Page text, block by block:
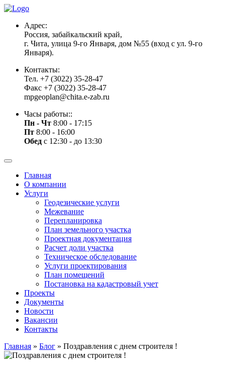
Адрес:
Россия, забайкальский край,
г. Чита, улица 9-го Января, дом №55 (вход с ул. 9-го
Января).
Контакты:
Тел. +7 (3022) 35-28-47
Факс +7 (3022) 35-28-47
mpgeoplan@chita.e-zab.ru
Часы работы::
Пн - Чт 8:00 - 17:15
Пт 8:00 - 16:00
Обед с 12:30 - до 13:30
Главная
О компании
Услуги
Геодезические услуги
Межевание
Перепланировка
План земельного участка
Проектная документация
Расчет доли участка
Техническое обследование
Услуги проектирования
План помещений
Постановка на кадастровый учет
Проекты
Документы
Новости
Вакансии
Контакты
Главная » Блог » Поздравления с днем строителя !